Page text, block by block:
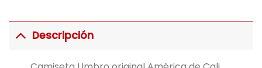
Descripción